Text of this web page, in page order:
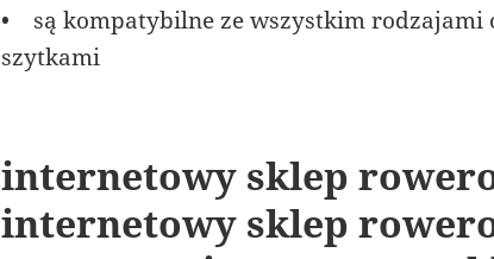
• są kompatybilne ze wszystkim rodzajami
szytkami
internetowy sklep
internetowy sklep